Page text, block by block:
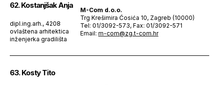
62. Kostanjšak Anja
dipl.ing.arh., 4208
ovlaštena arhitektica
inženjerka gradilišta
M-Com d.o.o.
Trg Krešimira Ćosića 10, Zagreb (10000)
Tel: 01/3092-573, Fax: 01/3092-571
Email: m-com@zg.t-com.hr
63. Kosty Tito